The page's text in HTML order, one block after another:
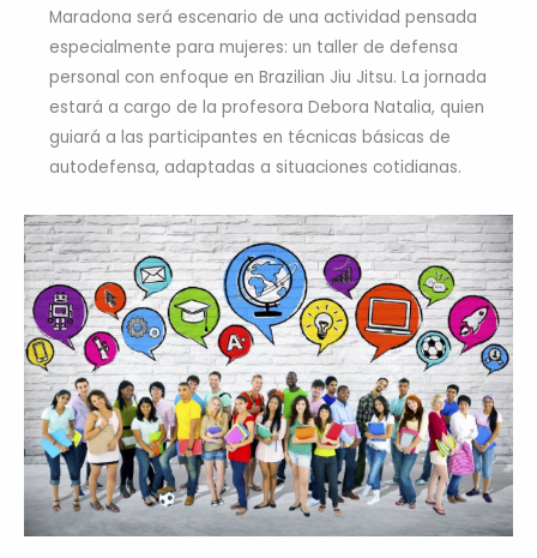
Maradona será escenario de una actividad pensada
especialmente para mujeres: un taller de defensa
personal con enfoque en Brazilian Jiu Jitsu. La jornada
estará a cargo de la profesora Debora Natalia, quien
guiará a las participantes en técnicas básicas de
autodefensa, adaptadas a situaciones cotidianas.